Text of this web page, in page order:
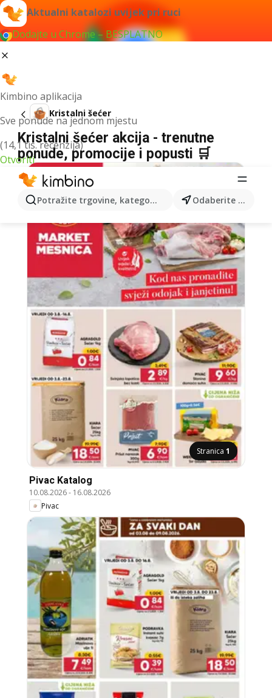
Aktualni katalozi uvijek pri ruci
Dodajte u Chrome – BESPLATNO
Kimbino aplikacija
Sve ponude na jednom mjestu
(14,1 tis. recenzija)
Otvoriti
Potražite trgovine, kategorije, proizvode... Odaberite grad
Kristalni šećer
Kristalni šećer akcija - trenutne
ponude, promocije i popusti 🛒
Stranica 1
Pivac Katalog
10.08.2026- 16.08.2026
Pivac